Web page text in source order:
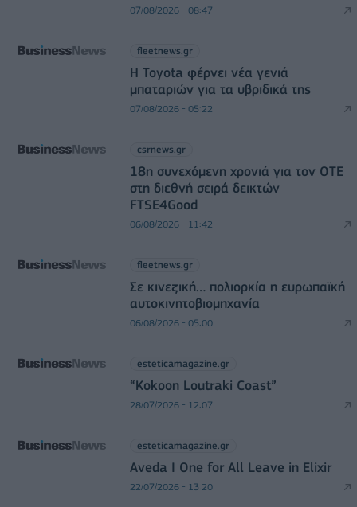
07/08/2026 - 08:47
fleetnews.gr
Η Toyota φέρνει νέα γενιά
μπαταριών για τα υβριδικά της
07/08/2026 - 05:22
csrnews.gr
18η συνεχόμενη χρονιά για τον ΟΤΕ
στη διεθνή σειρά δεικτών
FTSE4Good
06/08/2026 - 11:42
fleetnews.gr
Σε κινεζική… πολιορκία η ευρωπαϊκή
αυτοκινητοβιομηχανία
06/08/2026 - 05:00
esteticamagazine.gr
“Kokoon Loutraki Coast”
28/07/2026 - 12:07
esteticamagazine.gr
Aveda I One for All Leave in Elixir
22/07/2026 - 13:20